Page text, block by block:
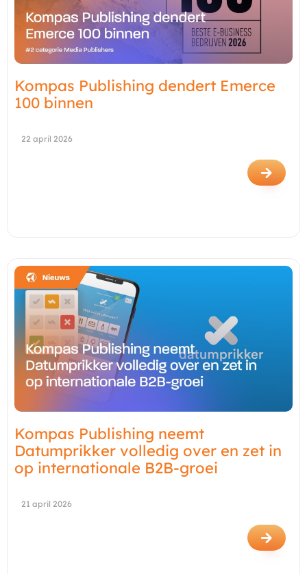
Kompas Publishing dendert Emerce
100 binnen
22 april 2026
Kompas Publishing neemt
Datumprikker volledig over en zet in
op internationale B2B-groei
21 april 2026